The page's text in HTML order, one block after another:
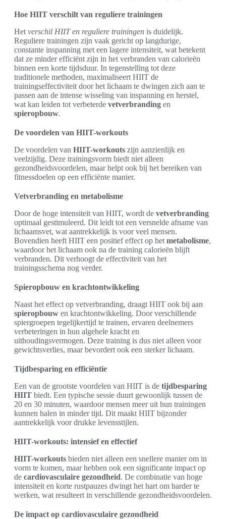
Hoe HIIT verschilt van reguliere trainingen
Het verschil HIIT en reguliere trainingen is duidelijk.
Reguliere trainingen zijn vaak gericht op langdurige,
constante inspanning met een lagere intensiteit, wat betekent
dat ze minder efficiënt zijn in het verbranden van calorieën
binnen een korte tijdsduur. In tegenstelling tot deze
traditionele methoden, maximaliseert HIIT de
trainingseffectiviteit door het lichaam te dwingen zich aan te
passen aan de intense wisseling van inspanning en herstel,
wat kan leiden tot verbeterde vetverbranding en
spieropbouw.
De voordelen van HIIT-workouts
De voordelen van HIIT-workouts zijn aanzienlijk en
veelzijdig. Deze trainingsvorm biedt niet alleen
gezondheidsvoordelen, maar helpt ook bij het bereiken van
fitnessdoelen op een efficiënte manier.
Vetverbranding en metabolisme
Door de hoge intensiteit van HIIT, wordt de vetverbranding
optimaal gestimuleerd. Dit leidt tot een versnelde afname van
lichaamsvet, wat aantrekkelijk is voor veel mensen.
Bovendien heeft HIIT een positief effect op het metabolisme,
waardoor het lichaam ook na de training calorieën blijft
verbranden. Dit verhoogt de effectiviteit van het
trainingsschema nog verder.
Spieropbouw en krachtontwikkeling
Naast het effect op vetverbranding, draagt HIIT ook bij aan
spieropbouw en krachtontwikkeling. Door verschillende
spiergroepen tegelijkertijd te trainen, ervaren deelnemers
verbeteringen in hun algehele kracht en
uithoudingsvermogen. Deze training is dus niet alleen voor
gewichtsverlies, maar bevordert ook een sterker lichaam.
Tijdbesparing en efficiëntie
Een van de grootste voordelen van HIIT is de tijdbesparing
HIIT biedt. Een typische sessie duurt gewoonlijk tussen de
20 en 30 minuten, waardoor mensen meer uit hun trainingen
kunnen halen in minder tijd. Dit maakt HIIT bijzonder
aantrekkelijk voor drukke levensstijlen.
HIIT-workouts: intensief en effectief
HIIT-workouts bieden niet alleen een snellere manier om in
vorm te komen, maar hebben ook een significante impact op
de cardiovasculaire gezondheid. De combinatie van hoge
intensiteit en korte rustpauzes dwingt het hart om harder te
werken, wat resulteert in verschillende gezondheidsvoordelen.
De impact op cardiovasculaire gezondheid